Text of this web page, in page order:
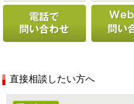
直接相談したい方へ